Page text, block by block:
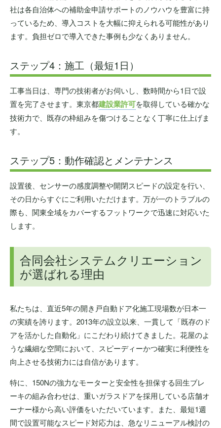
社は各自治体への補助金申請サポートのノウハウを豊富に持
っているため、導入コストを大幅に抑えられる可能性があり
ます。負担ゼロで導入できた事例も少なくありません。
ステップ4：施工（最短1日）
工事当日は、専門の技術者がお伺いし、数時間から1日で設
置を完了させます。東京都建設業許可を取得している確かな
技術力で、既存の枠組みを傷つけることなく丁寧に仕上げま
す。
ステップ5：動作確認とメンテナンス
設置後、センサーの感度調整や開閉スピードの設定を行い、
その日からすぐにご利用いただけます。万が一のトラブルの
際も、関東全域をカバーするフットワークで迅速に対応いた
します。
合同会社システムクリエーション
が選ばれる理由
私たちは、直近5年の開き戸自動ドア化施工現場数が日本一
の実績を誇ります。2013年の設立以来、一貫して「既存のド
アを活かした自動化」にこだわり続けてきました。花屋のよ
うな繊細な空間において、スピーディーかつ確実に利便性を
向上させる技術力には自信があります。
特に、150Nの強力なモーターと安全性を担保する回生ブレ
ーキの組み合わせは、重いガラスドアを採用している店舗オ
ーナー様から高い評価をいただいています。また、最短1週
間で設置可能なスピード対応力は、急なリニューアル検討の